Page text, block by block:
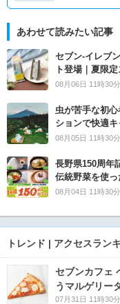
あわせて読みたい記事
セブン‐イレブ
ト登場｜夏限
08月06日 11時30分
虫が苦手な初
ションで快適
08月05日 11時30分
長野県150周年
伝統野菜を使
08月04日 11時30分
トレンド | アクセスラン
セブンカフェ
うマルゲリー
07月31日 11時30分